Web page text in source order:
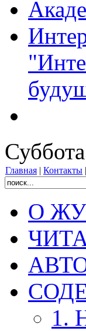
Главная | Контакты |
О
1.